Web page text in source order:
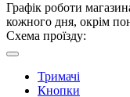
Графік роботи
кожного дня, окрім
Схема проїзду:
Тримачі
Кнопки